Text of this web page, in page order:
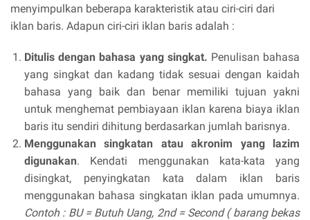
menyimpulkan beberapa karakteristik atau ciri-ciri dari
iklan baris. Adapun ciri-ciri iklan baris adalah :
Ditulis dengan bahasa yang singkat. Penulisan bahasa
yang singkat dan kadang tidak sesuai dengan kaidah
bahasa yang baik dan benar memiliki tujuan yakni
untuk menghemat pembiayaan iklan karena biaya iklan
baris itu sendiri dihitung berdasarkan jumlah barisnya.
Menggunakan singkatan atau akronim yang lazim
digunakan. Kendati menggunakan kata-kata yang
disingkat, penyingkatan kata dalam iklan baris
menggunakan bahasa singkatan iklan pada umumnya.
Contoh : BU = Butuh Uang, 2nd = Second ( barang bekas